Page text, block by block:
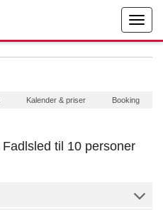
Kalender & priser Booking
til 10 personer